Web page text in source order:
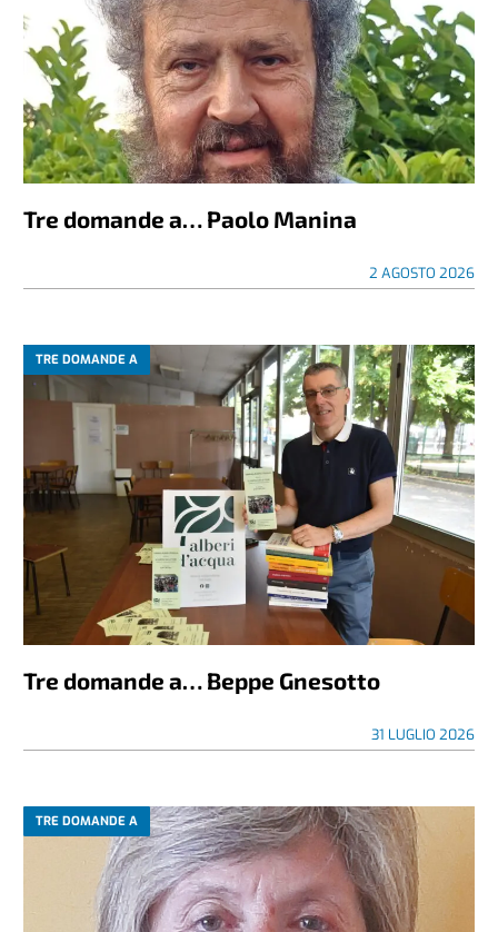
Tre domande a… Paolo Manina
2 AGOSTO 2026
TRE DOMANDE A
Tre domande a… Beppe Gnesotto
31 LUGLIO 2026
TRE DOMANDE A